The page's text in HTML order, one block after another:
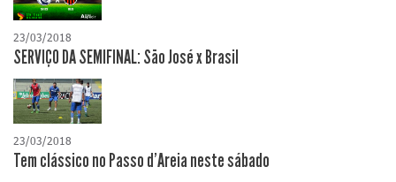
23/03/2018
SERVIÇO DA SEMIFINAL: São José x Brasil
23/03/2018
Tem clássico no Passo d'Areia neste sábado